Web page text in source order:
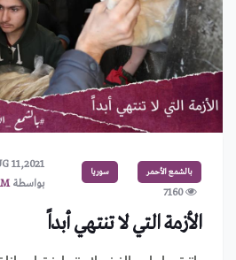
بالشمع الأحمر سوريا
7160
11,2021
بواسطة
الأزمة التي لا تنتهي أبداً